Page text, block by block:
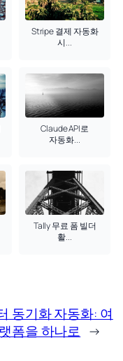
Stripe 결제 자동화
시...
Claude API로
자동화...
Tally 무료 폼 빌더
활...
동기화 자동화: 여
폼을 하나로 →